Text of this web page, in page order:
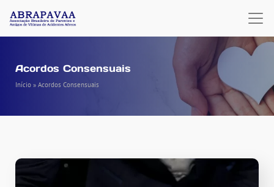
Acordos Consensuais
Início » Acordos Consensuais